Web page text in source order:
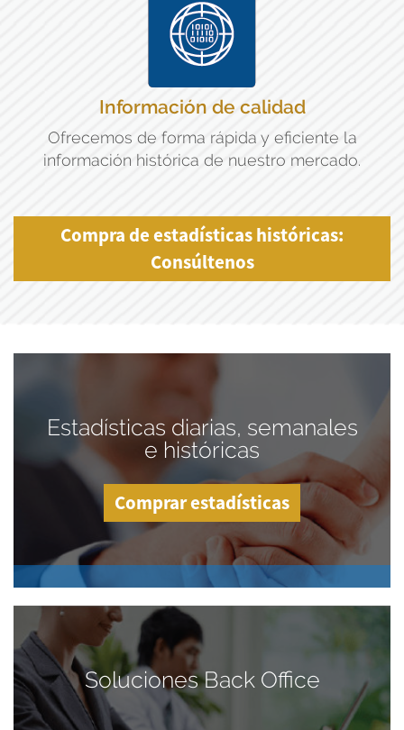
Información de calidad
Ofrecemos de forma rápida y eficiente la
información histórica de nuestro mercado.
Compra de estadísticas históricas:
Consúltenos
Estadísticas diarias, semanales
e históricas
Comprar estadísticas
Soluciones Back Office